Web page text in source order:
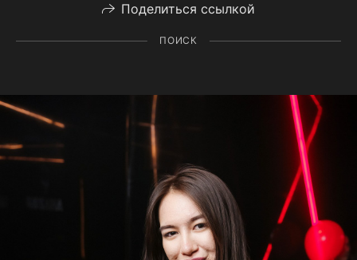
Поделиться ссылкой
ПОИСК